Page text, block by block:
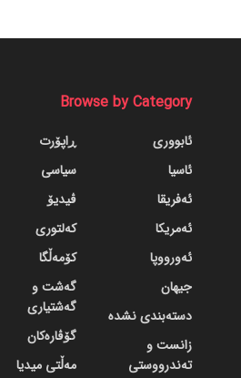
Browse by Category
ئابووری
ئاسیا
ئەفریقا
ئەمریکا
ئەورووپا
جیهان
دسته‌بندی نشده
زانست و
تەندرووستی
ڕاپۆرت
سیاسی
ڤیدیۆ
کەلتوری
کۆمەڵگا
گه‌شت و
گه‌شتیاری
گۆڤاره‌کان
مەڵتی میدیا